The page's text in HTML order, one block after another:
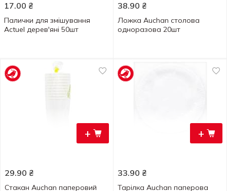
17.00 ₴
Палички для змішування
Actuel дерев'яні 50шт
38.90 ₴
Ложка Auchan столова
одноразова 20шт
+
29.90 ₴
Стакан Auchan паперовий
+
33.90 ₴
Тарілка Auchan паперова